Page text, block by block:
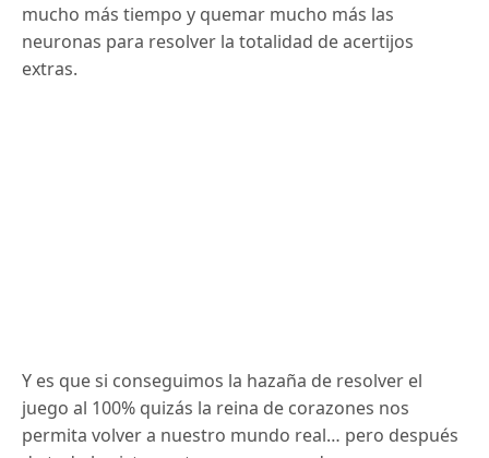
mucho más tiempo y quemar mucho más las
neuronas para resolver la totalidad de acertijos
extras.
Y es que si conseguimos la hazaña de resolver el
juego al 100% quizás la reina de corazones nos
permita volver a nuestro mundo real… pero después